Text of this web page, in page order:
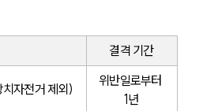
결격 기간
자전거 제외)
위반일로부터
1년